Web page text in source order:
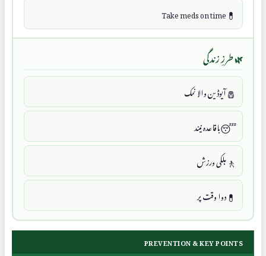
💊
Take meds on time
🌿 طرزِ زندگی
🧂آیوڈین والا نمک
😴باقاعدہ نیند
🚶ہلکی ورزش
💊دوا وقت پر
PREVENTION & KEY POINTS